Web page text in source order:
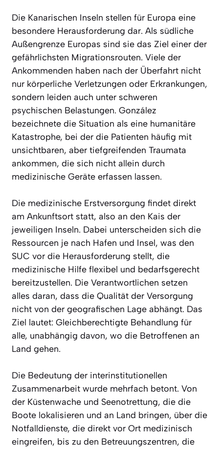
Die Kanarischen Inseln stellen für Europa eine
besondere Herausforderung dar. Als südliche
Außengrenze Europas sind sie das Ziel einer der
gefährlichsten Migrationsrouten. Viele der
Ankommenden haben nach der Überfahrt nicht
nur körperliche Verletzungen oder Erkrankungen,
sondern leiden auch unter schweren
psychischen Belastungen. González
bezeichnete die Situation als eine humanitäre
Katastrophe, bei der die Patienten häufig mit
unsichtbaren, aber tiefgreifenden Traumata
ankommen, die sich nicht allein durch
medizinische Geräte erfassen lassen.
Die medizinische Erstversorgung findet direkt
am Ankunftsort statt, also an den Kais der
jeweiligen Inseln. Dabei unterscheiden sich die
Ressourcen je nach Hafen und Insel, was den
SUC vor die Herausforderung stellt, die
medizinische Hilfe flexibel und bedarfsgerecht
bereitzustellen. Die Verantwortlichen setzen
alles daran, dass die Qualität der Versorgung
nicht von der geografischen Lage abhängt. Das
Ziel lautet: Gleichberechtigte Behandlung für
alle, unabhängig davon, wo die Betroffenen an
Land gehen.
Die Bedeutung der interinstitutionellen
Zusammenarbeit wurde mehrfach betont. Von
der Küstenwache und Seenotrettung, die die
Boote lokalisieren und an Land bringen, über die
Notfalldienste, die direkt vor Ort medizinisch
eingreifen, bis zu den Betreuungszentren, die